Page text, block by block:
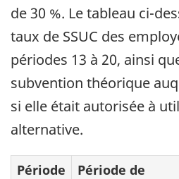
de 30 %. Le tableau ci-
taux de SSUC des
périodes 13 à 20, ainsi
subvention théorique
si elle était autorisée à
alternative.
Période
Période de